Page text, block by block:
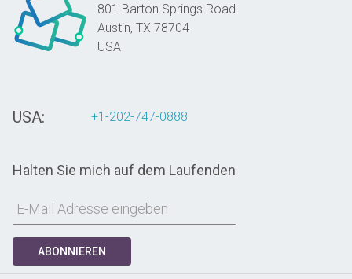
801 Barton Springs Road
Austin, TX 78704
USA
USA: +1-202-747-0888
Halten Sie mich auf dem Laufenden
ABONNIEREN